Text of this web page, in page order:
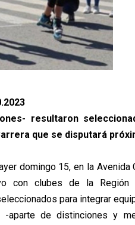
resultaron
que se disputará
domingo 15, en la
con clubes de la Región
para integrar
aparte de distinciones y